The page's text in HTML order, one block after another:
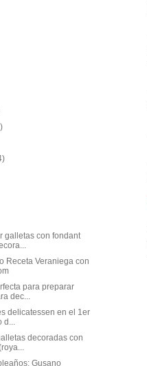
galletas con fondant
Receta Veraniega con
para preparar
dec...
delicatessen en el 1er
decoradas con
Gusano